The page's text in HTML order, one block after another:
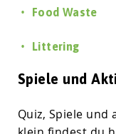
Food Waste
Littering
Spiele und
Quiz, Spiele